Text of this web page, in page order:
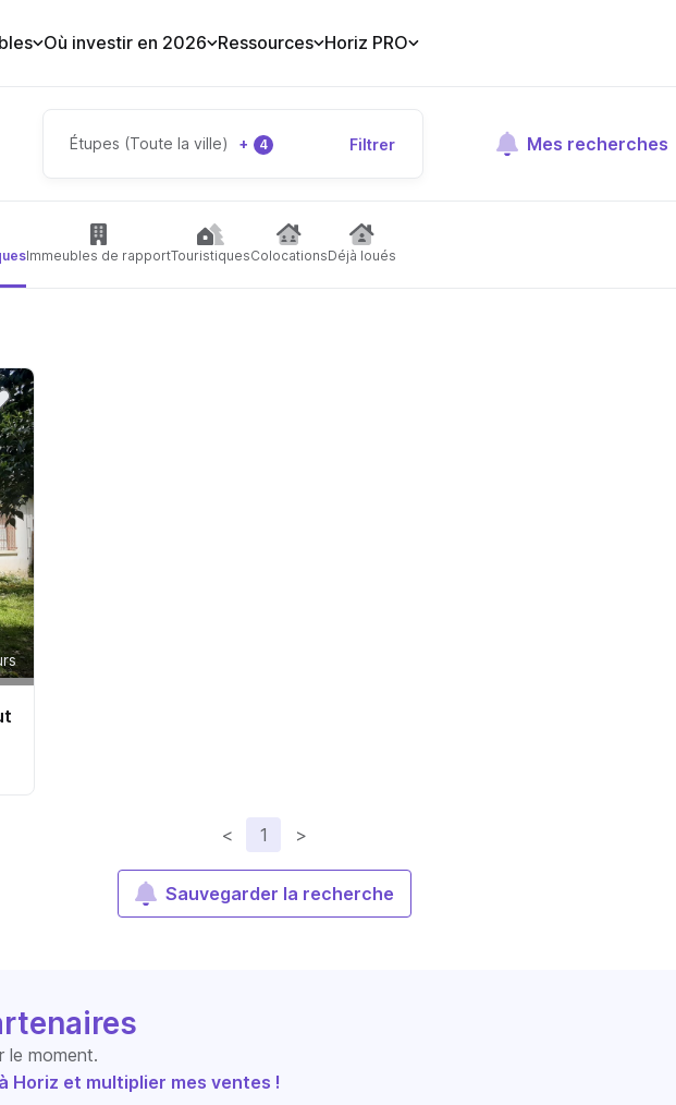
Où investir en 2026 Ressources Horiz PRO
Étupes (Toute la ville) + 4 Filtrer Mes recherches
Immeubles de rapportTouristiquesColocationsDéjà loués
< 1 >
Sauvegarder la recherche
le moment.
Horiz et multiplier mes ventes !